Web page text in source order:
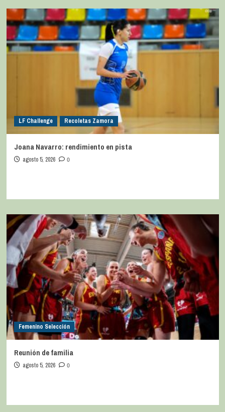
LF Challenge Recoletas Zamora
Joana Navarro: rendimiento en pista
agosto 5, 2026 0
Femenino Selección
Reunión de familia
agosto 5, 2026 0